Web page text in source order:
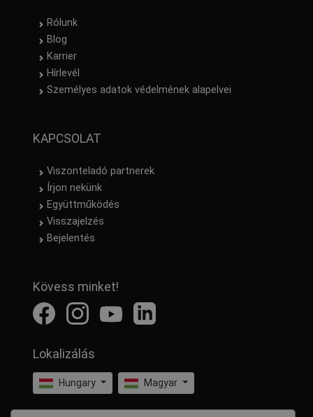
Rólunk
Blog
Karrier
Hírlevél
Személyes adatok védelmének alapelvei
KAPCSOLAT
Viszonteladó partnerek
Írjon nekünk
Együttműködés
Visszajelzés
Bejelentés
Kövess minket!
Lokalizálás
Hungary Magyar